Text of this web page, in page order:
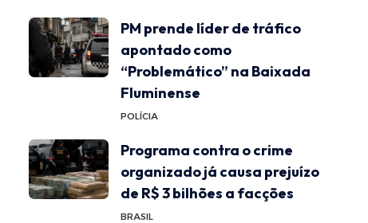
PM prende líder de tráfico
apontado como
“Problemático” na Baixada
Fluminense
POLÍCIA
Programa contra o crime
organizado já causa prejuízo
de R$ 3 bilhões a facções
BRASIL